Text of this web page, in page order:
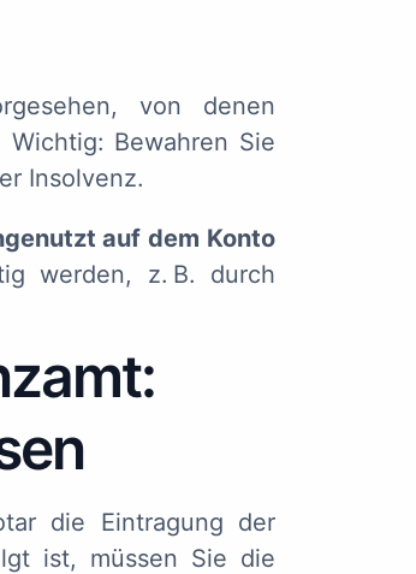
von denen
Bewahren Sie
Insolvenz.
auf dem Konto
werden, z. B. durch
die Eintragung der
ist, müssen Sie die